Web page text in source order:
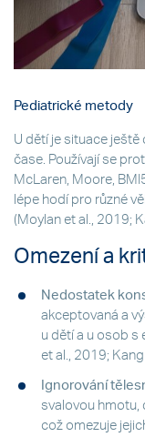
Pediatrické metody
U dětí je situace
čase. Používají se
McLaren, Moore,
lépe hodí pro různé
(Moylan et al., 2019;
Omezení a
Nedostatek
akceptovaná a
u dětí a u osob s
et al., 2019; Kang
Ignorování
svalovou hmotu,
což omezuje